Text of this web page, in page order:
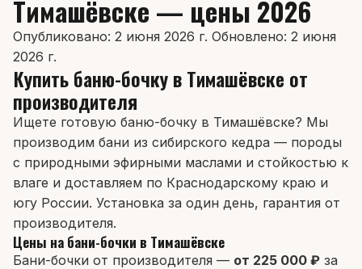
Тимашёвске — цены 2026
Опубликовано: 2 июня 2026 г. Обновлено: 2 июня
2026 г.
Купить баню-бочку в Тимашёвске от
производителя
Ищете готовую баню-бочку в Тимашёвске? Мы
производим бани из сибирского кедра — породы
с природными эфирными маслами и стойкостью к
влаге и доставляем по Краснодарскому краю и
югу России. Установка за один день, гарантия от
производителя.
Цены на бани-бочки в Тимашёвске
Бани-бочки от производителя — от 225 000 ₽ за